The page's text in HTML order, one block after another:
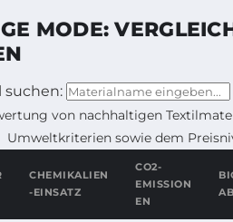
MODE:
suchen:
von nachhaltigen
Umweltkriterien sowie dem
CHEMIKALIEN
-EINSATZ
CO2-
EMISSION
EN